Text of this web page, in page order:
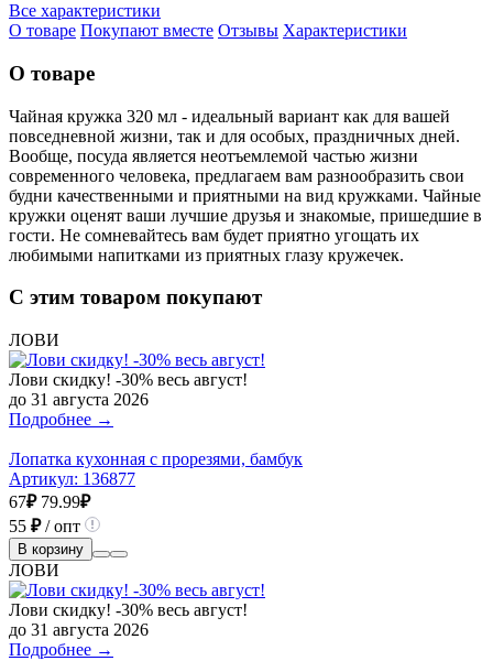
Все характеристики
О товаре Покупают вместе Отзывы Характеристики
О товаре
Чайная кружка 320 мл - идеальный вариант как для вашей
повседневной жизни, так и для особых, праздничных дней.
Вообще, посуда является неотъемлемой частью жизни
современного человека, предлагаем вам разнообразить свои
будни качественными и приятными на вид кружками. Чайные
кружки оценят ваши лучшие друзья и знакомые, пришедшие в
гости. Не сомневайтесь вам будет приятно угощать их
любимыми напитками из приятных глазу кружечек.
С этим товаром покупают
ЛОВИ
Лови скидку! -30% весь август!
до 31 августа 2026
Подробнее →
Лопатка кухонная с прорезями, бамбук
Артикул: 136877
67₽ 79.99₽
55 ₽/ опт
В корзину
ЛОВИ
Лови скидку! -30% весь август!
до 31 августа 2026
Подробнее →